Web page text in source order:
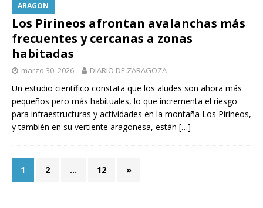
ARAGON
Los Pirineos afrontan avalanchas más
frecuentes y cercanas a zonas
habitadas
marzo 30, 2026 DIARIO DE ZARAGOZA
Un estudio científico constata que los aludes son ahora más
pequeños pero más habituales, lo que incrementa el riesgo
para infraestructuras y actividades en la montaña Los Pirineos,
y también en su vertiente aragonesa, están […]
1 2 … 12 »